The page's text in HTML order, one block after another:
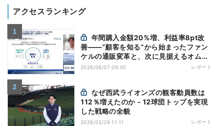
アクセスランキング
善——“顧客を知る”から始まったファン
ケルの通販変革と、次に見据えるオムニ
チャネル
2026/08/07 09:00 レポート
112％増えたのか - 12球団トップを実現
した戦略の全貌
2026/03/26 11:11 レポート